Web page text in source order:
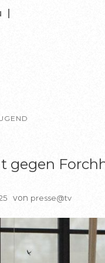
gegen
von presse@tv